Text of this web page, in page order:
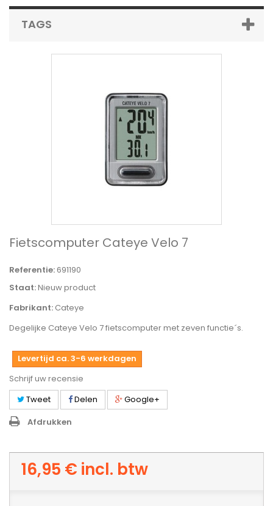
TAGS
Fietscomputer Cateye Velo 7
Referentie:691190
Staat:Nieuw product
Fabrikant: Cateye
Degelijke Cateye Velo 7 fietscomputer met zeven functie´s.
Levertijd ca. 3-6 werkdagen
Schrijf uw recensie
Tweet
Delen
Google+
Afdrukken
16,95 € incl. btw